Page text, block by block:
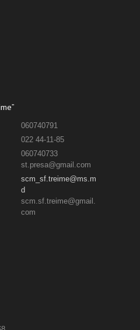
060740791
022 44-11-85
060740733
st.presa@gmail.com
scm_sf.treime@ms.m
d
scm.sf.treime@gmail.
com